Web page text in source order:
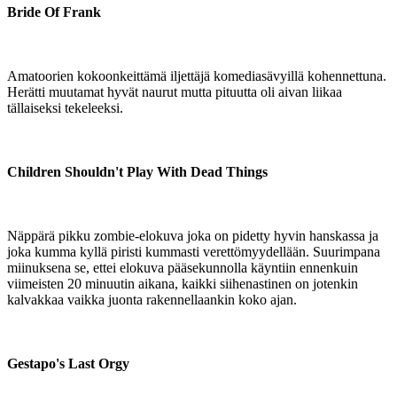
Bride Of Frank
Amatoorien kokoonkeittämä iljettäjä komediasävyillä kohennettuna.
Herätti muutamat hyvät naurut mutta pituutta oli aivan liikaa
tällaiseksi tekeleeksi.
Children Shouldn't Play With Dead Things
Näppärä pikku zombie-elokuva joka on pidetty hyvin hanskassa ja
joka kumma kyllä piristi kummasti verettömyydellään. Suurimpana
miinuksena se, ettei elokuva pääsekunnolla käyntiin ennenkuin
viimeisten 20 minuutin aikana, kaikki siihenastinen on jotenkin
kalvakkaa vaikka juonta rakennellaankin koko ajan.
Gestapo's Last Orgy